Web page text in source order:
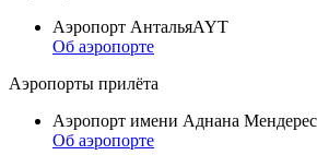
Аэропорт АнтальяAYT
Об аэропорте
Аэропорты прилёта
Аэропорт имени Аднана
Об аэропорте